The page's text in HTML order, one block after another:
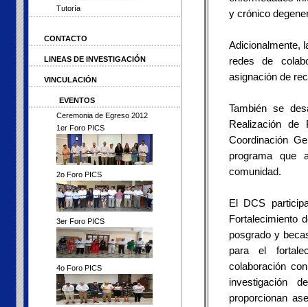
Tutoría
CONTACTO
LINEAS DE INVESTIGACIÓN
VINCULACIÓN
EVENTOS
Ceremonia de Egreso 2012
1er Foro PICS
2o Foro PICS
3er Foro PICS
4o Foro PICS
y crónico
Adicionalmente,
redes de
asignación de
También se
Realización de
Coordinación
programa que
comunidad.
El DCS
Fortalecimiento
posgrado y
para el
colaboración
investigación
proporcionan